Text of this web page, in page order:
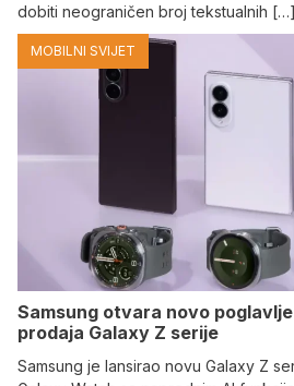
dobiti neograničen broj tekstualnih […]
MOBILNI SVIJET
Samsung otvara novo
prodaja Galaxy Z serije
Samsung je lansirao novu Galaxy Z